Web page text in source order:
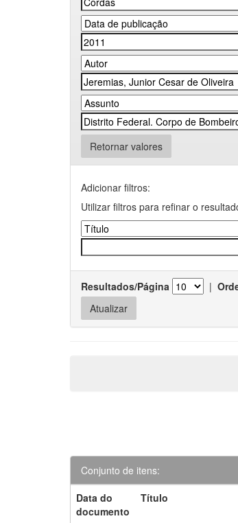
Retornar valores
Adicionar filtros:
Utilizar filtros para refinar o
Resultados/Página |
Conjunto de itens:
Data do
documento
Título